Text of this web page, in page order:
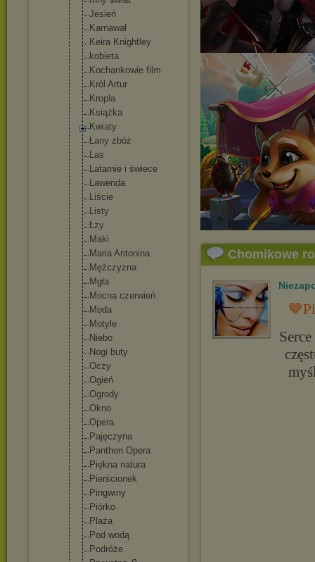
Jesień
Karnawał
Keira Knightley
kobieta
Kochankowie film
Król Artur
Kropla
Książka
Kwiaty
Łany zbóż
Las
Latarnie i świece
Lawenda
Liście
Listy
Łzy
Maki
Maria Antonina
Mężczyzna
Mgła
Mocna czerwień
Moda
Motyle
Niebo
Nogi buty
Oczy
Ogień
Ogrody
Okno
Opera
Pajęczyna
Panthon Opera
Piękna natura
Pierścionek
Pingwiny
Piórko
Plaża
Pod wodą
Podróże
Chomikowe